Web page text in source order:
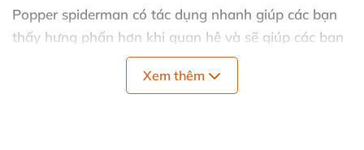
Popper spiderman có tác dụng nhanh giúp các bạn
thấy hưng phấn hơn khi quan hệ và sẽ giúp các bạn
giảm đau đồng thời tăng thêm thời gian quan hệ làm
cuộc yêu trở nên trọn vẹn.
Xem thêm